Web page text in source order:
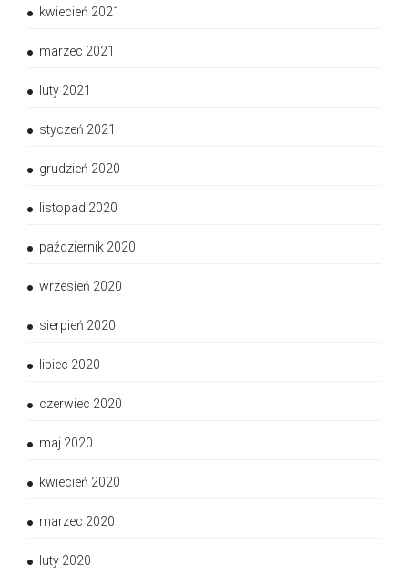
kwiecień 2021
marzec 2021
luty 2021
styczeń 2021
grudzień 2020
listopad 2020
październik 2020
wrzesień 2020
sierpień 2020
lipiec 2020
czerwiec 2020
maj 2020
kwiecień 2020
marzec 2020
luty 2020